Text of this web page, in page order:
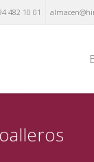
482 10 01